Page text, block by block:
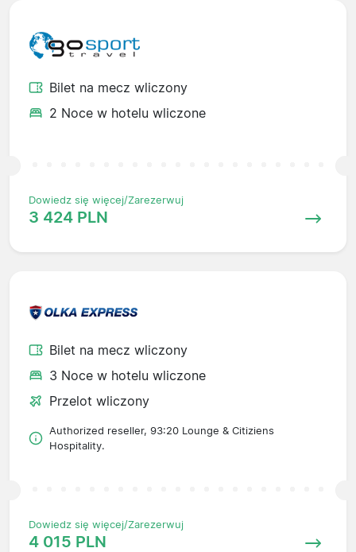
Bilet na mecz wliczony
2 Noce w hotelu wliczone
Dowiedz się więcej/Zarezerwuj
3 424 PLN
Bilet na mecz wliczony
3 Noce w hotelu wliczone
Przelot wliczony
Authorized reseller, 93:20 Lounge & Citiziens
Hospitality.
Dowiedz się więcej/Zarezerwuj
4 015 PLN